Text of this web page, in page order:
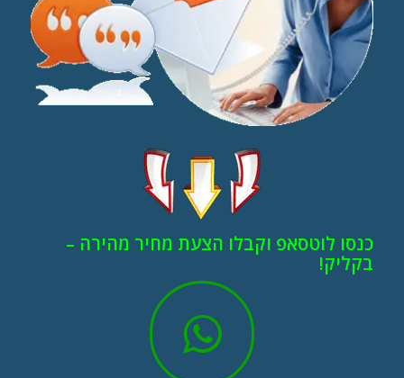
כנסו לוטסאפ וקבלו הצעת מחיר מהירה –
בקליק!